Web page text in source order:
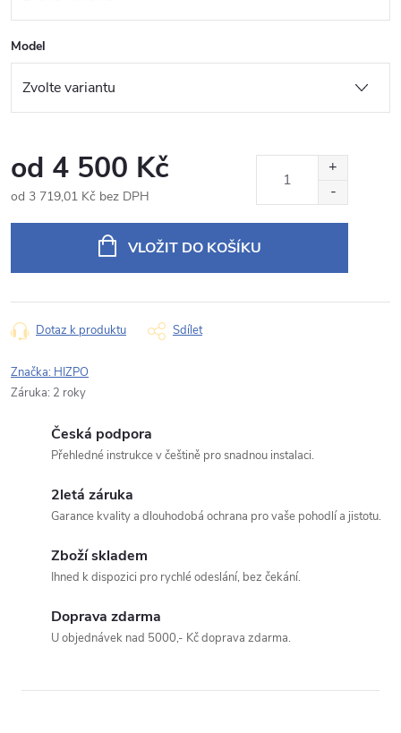
Produkt:
E‑mail
Odeslat dotaz
Model
od 4 500 Kč
od 3 719,01 Kč bez DPH
VLOŽIT DO KOŠÍKU
Dotaz k produktu Sdílet
Značka: HIZPO
Záruka: 2 roky
Česká podpora
Přehledné instrukce v češtině pro snadnou instalaci.
2letá záruka
Garance kvality a dlouhodobá ochrana pro vaše pohodlí a jistotu.
Zboží skladem
Ihned k dispozici pro rychlé odeslání, bez čekání.
Doprava zdarma
U objednávek nad 5000,- Kč doprava zdarma.